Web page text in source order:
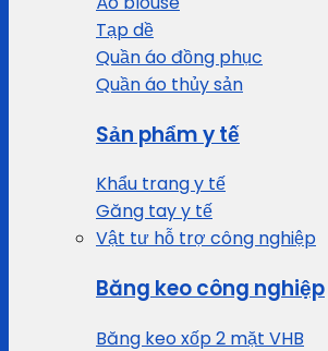
Tạp dề
Quần áo đồng phục
Quần áo thủy sản
Sản phẩm y tế
Khẩu trang y tế
Găng tay y tế
Vật tư hỗ trợ công nghiệp
Băng keo công nghiệp
Băng keo xốp 2 mặt VHB